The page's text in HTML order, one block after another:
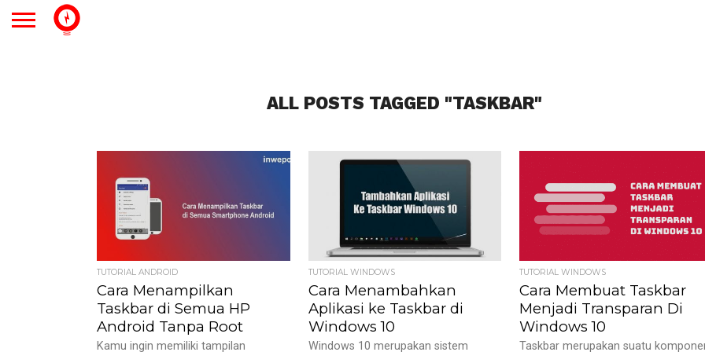
ALL POSTS TAGGED "TASKBAR"
TUTORIAL ANDROID
Cara Menampilkan
Taskbar di Semua HP
Android Tanpa Root
Kamu ingin memiliki tampilan
TUTORIAL WINDOWS
Cara Menambahkan
Aplikasi ke Taskbar di
Windows 10
Windows 10 merupakan sistem
TUTORIAL WINDOWS
Cara Membuat Taskbar
Menjadi Transparan Di
Windows 10
Taskbar merupakan suatu